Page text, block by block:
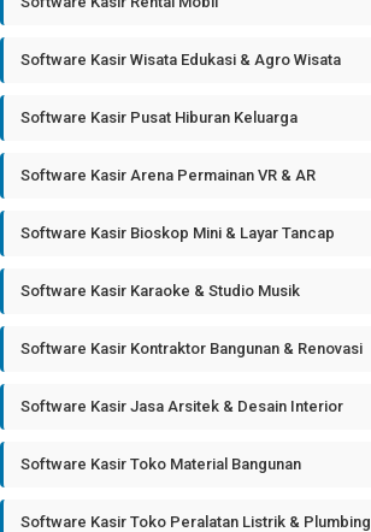
Software Kasir Wisata Edukasi & Agro Wisata
Software Kasir Pusat Hiburan Keluarga
Software Kasir Arena Permainan VR & AR
Software Kasir Bioskop Mini & Layar Tancap
Software Kasir Karaoke & Studio Musik
Software Kasir Kontraktor Bangunan & Renovasi
Software Kasir Jasa Arsitek & Desain Interior
Software Kasir Toko Material Bangunan
Software Kasir Toko Peralatan Listrik & Plumbing